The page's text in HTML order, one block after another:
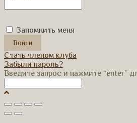
Запомнить меня
Стать членом клуба
Забыли пароль?
Введите запрос и нажмите “enter”